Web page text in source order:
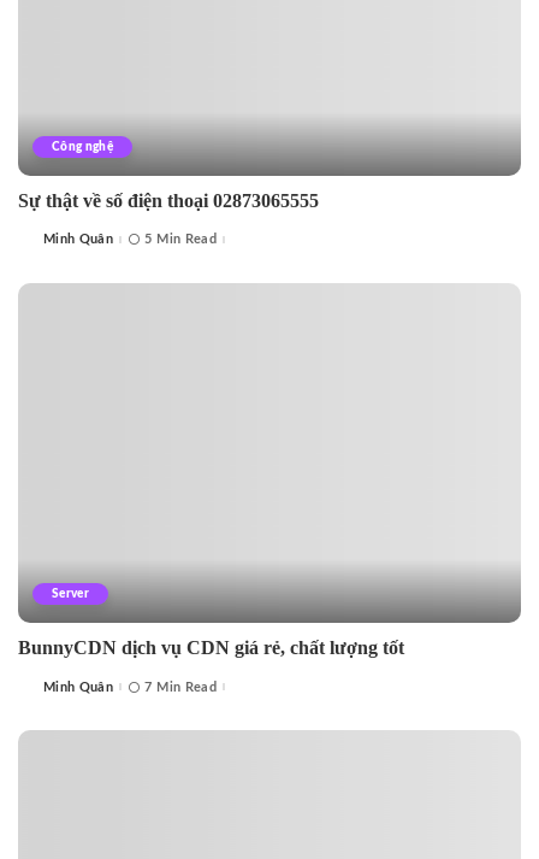
Công nghệ
Sự thật về số điện thoại 02873065555
PostedMinh Quân 5 Min Read
Server
BunnyCDN dịch vụ CDN giá rẻ, chất lượng tốt
PostedMinh Quân 7 Min Read